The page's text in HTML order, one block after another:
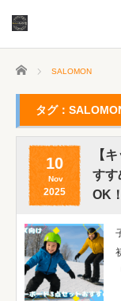
ホーム SALOMON
タグ：
10
Nov
2025
【
すす
OK！